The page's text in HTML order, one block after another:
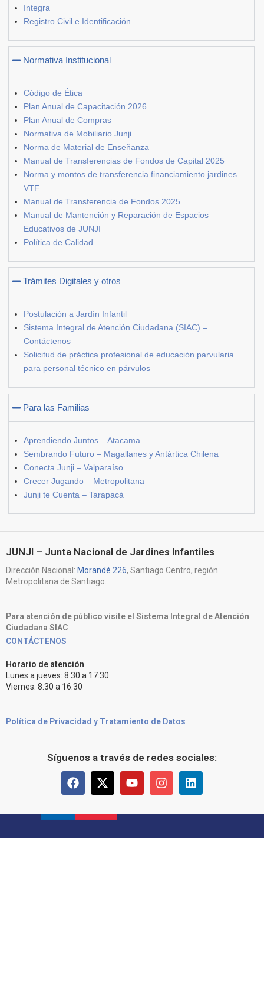
Integra
Registro Civil e Identificación
Normativa Institucional
Código de Ética
Plan Anual de Capacitación 2026
Plan Anual de Compras
Normativa de Mobiliario Junji
Norma de Material de Enseñanza
Manual de Transferencias de Fondos de Capital 2025
Norma y montos de transferencia financiamiento jardines
VTF
Manual de Transferencia de Fondos 2025
Manual de Mantención y Reparación de Espacios
Educativos de JUNJI
Política de Calidad
Trámites Digitales y otros
Postulación a Jardín Infantil
Sistema Integral de Atención Ciudadana (SIAC) –
Contáctenos
Solicitud de práctica profesional de educación parvularia
para personal técnico en párvulos
Para las Familias
Aprendiendo Juntos – Atacama
Sembrando Futuro – Magallanes y Antártica Chilena
Conecta Junji – Valparaíso
Crecer Jugando – Metropolitana
Junji te Cuenta – Tarapacá
JUNJI – Junta Nacional de Jardines Infantiles
Dirección Nacional: Morandé 226, Santiago Centro, región
Metropolitana de Santiago.
Para atención de público visite el Sistema Integral de Atención
Ciudadana SIAC
CONTÁCTENOS
Horario de atención
Lunes a jueves: 8:30 a 17:30
Viernes: 8:30 a 16:30
Política de Privacidad y Tratamiento de Datos
Síguenos a través de redes sociales: